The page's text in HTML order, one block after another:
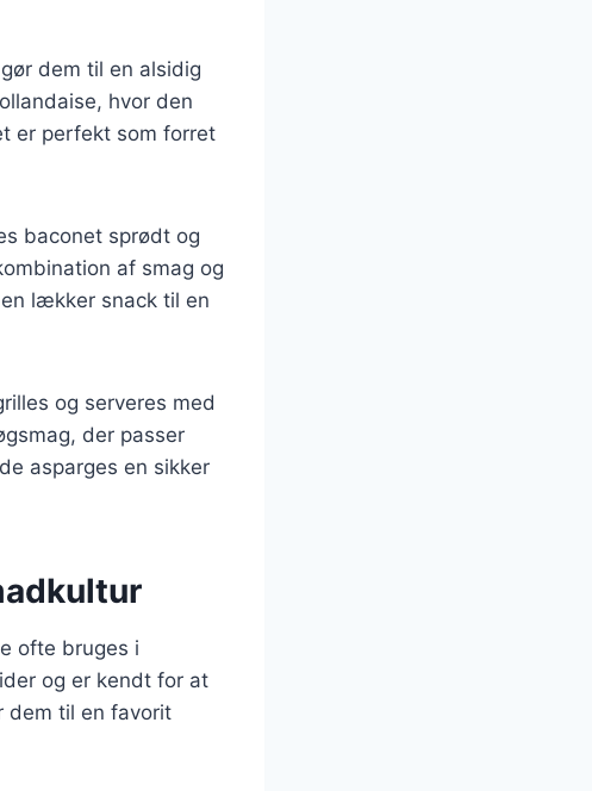
dem til en alsidig
hvor den
er perfekt som forret
baconet sprødt og
af smag og
lækker snack til en
og serveres med
der passer
asparges en sikker
ofte bruges i
og er kendt for at
dem til en favorit